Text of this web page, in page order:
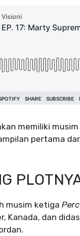
memiliki
pertama
musim ketiga
Kanada, dan